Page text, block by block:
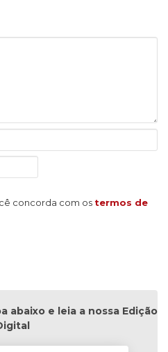
concorda com os termos de
abaixo e leia a nossa Edição